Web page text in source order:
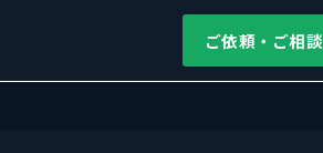
ご依頼・ご相談